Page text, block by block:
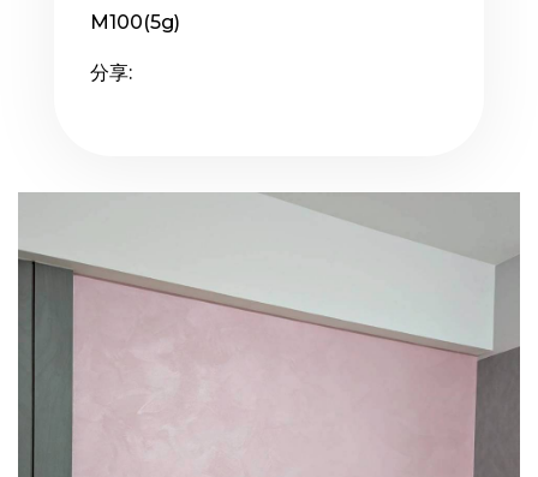
M100(5g)
分享: